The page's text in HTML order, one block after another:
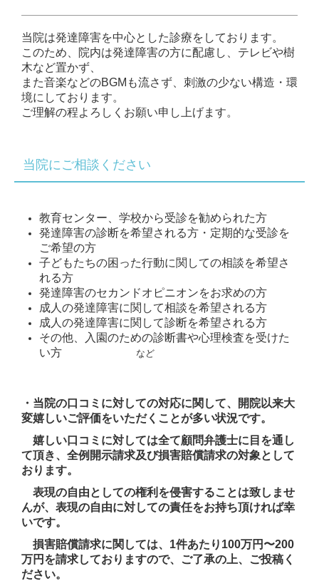
当院は発達障害を中心とした診療をしております。
このため、院内は発達障害の方に配慮し、テレビや樹
木など置かず、
また音楽などのBGMも流さず、刺激の少ない構造・環
境にしております。
ご理解の程よろしくお願い申し上げます。
当院にご相談ください
教育センター、学校から受診を勧められた方
発達障害の診断を希望される方・定期的な受診を
ご希望の方
子どもたちの困った行動に関しての相談を希望さ
れる方
発達障害のセカンドオピニオンをお求めの方
成人の発達障害に関して相談を希望される方
成人の発達障害に関して診断を希望される方
その他、入園のための診断書や心理検査を受けた
い方 など
・当院の口コミに対しての対応に関して、開院以来大
変嬉しいご評価をいただくことが多い状況です。
嬉しい口コミに対しては全て顧問弁護士に目を通し
て頂き、全例開示請求及び損害賠償請求の対象として
おります。
表現の自由としての権利を侵害することは致しませ
んが、表現の自由に対しての責任をお持ち頂ければ幸
いです。
損害賠償請求に関しては、1件あたり100万円〜200
万円を請求しておりますので、ご了承の上、ご投稿く
ださい。